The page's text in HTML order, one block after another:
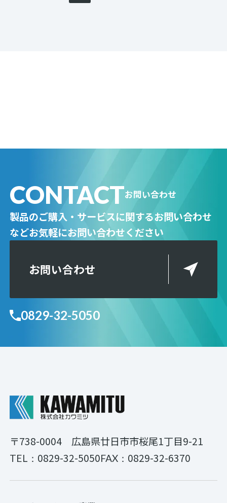
CONTACTお問い合わせ
製品のご購入・サービスに関するお問い合わせ
などお気軽にお問い合わせください
お問い合わせ
0829-32-5050
〒738-0004 広島県廿日市市桜尾1丁目9-21
TEL： 0829-32-5050FAX： 0829-32-6370